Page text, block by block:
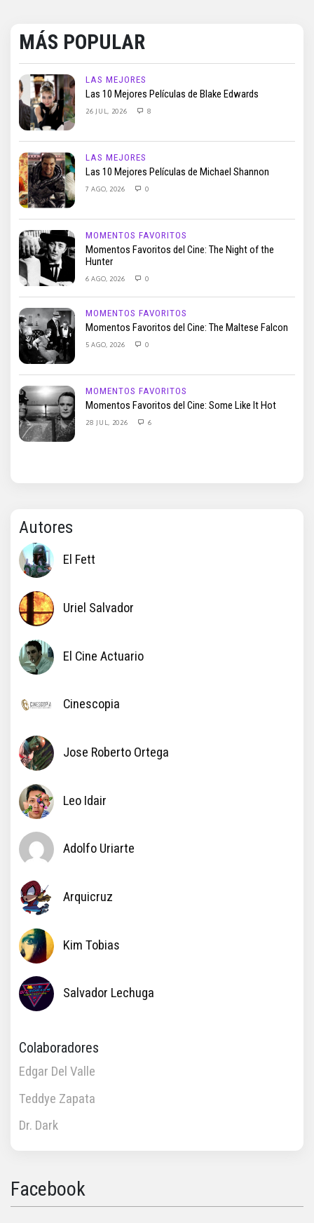
MÁS POPULAR
LAS MEJORES
Las 10 Mejores Películas de Blake Edwards
26 JUL, 2026 8
LAS MEJORES
Las 10 Mejores Películas de Michael Shannon
7 AGO, 2026 0
MOMENTOS FAVORITOS
Momentos Favoritos del Cine: The Night of the
Hunter
6 AGO, 2026 0
MOMENTOS FAVORITOS
Momentos Favoritos del Cine: The Maltese Falcon
5 AGO, 2026 0
MOMENTOS FAVORITOS
Momentos Favoritos del Cine: Some Like It Hot
28 JUL, 2026 6
Autores
El Fett
Uriel Salvador
El Cine Actuario
Cinescopia
Jose Roberto Ortega
Leo Idair
Adolfo Uriarte
Arquicruz
Kim Tobias
Salvador Lechuga
Colaboradores
Edgar Del Valle
Teddye Zapata
Dr. Dark
Facebook